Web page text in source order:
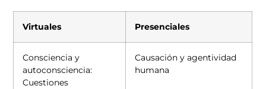
Virtuales Presenciales
Consciencia y
autoconsciencia:
Cuestiones
Causación y agentividad
humana